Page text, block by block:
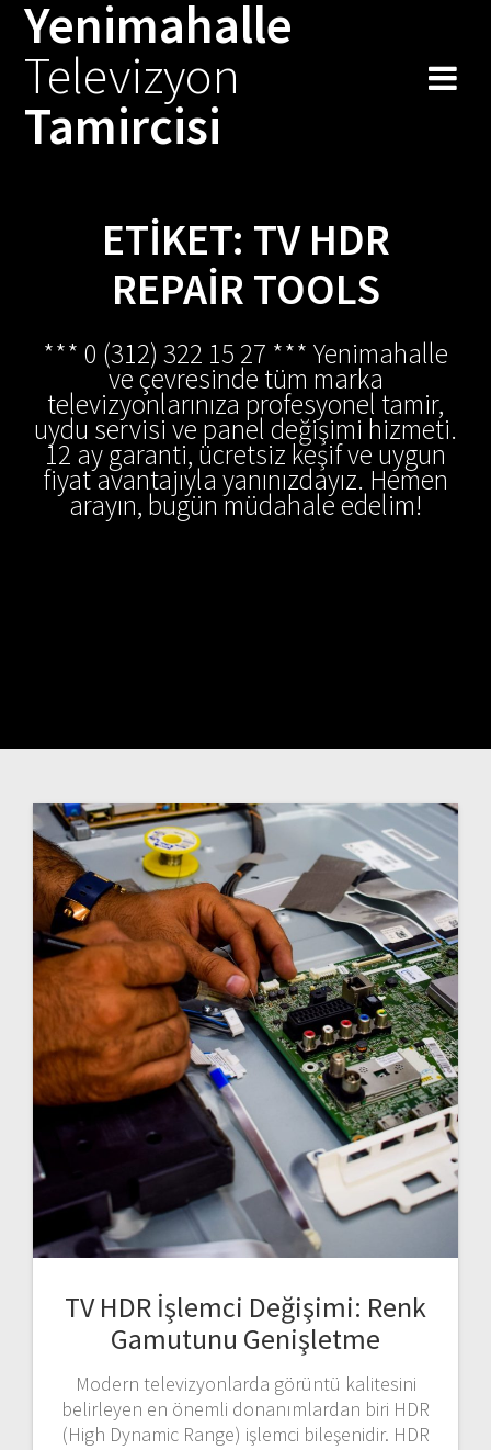
Skip
to
Yenimahalle
Televizyon
Tamircisi
ETIKET: TV HDR
REPAIR TOOLS
*** 0 (312) 322 15 27 *** Yenimahalle
ve çevresinde tüm marka
televizyonlarınıza profesyonel tamir,
uydu servisi ve panel değişimi hizmeti.
12 ay garanti, ücretsiz keşif ve uygun
fiyat avantajıyla yanınızdayız. Hemen
arayın, bugün müdahale edelim!
TV HDR İşlemci Değişimi: Renk
Gamutunu Genişletme
Modern televizyonlarda görüntü kalitesini
belirleyen en önemli donanımlardan biri HDR
(High Dynamic Range) işlemci bileşenidir. HDR